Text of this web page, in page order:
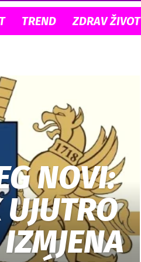
TREND ZDRAV ŽIVOT
NOVI: